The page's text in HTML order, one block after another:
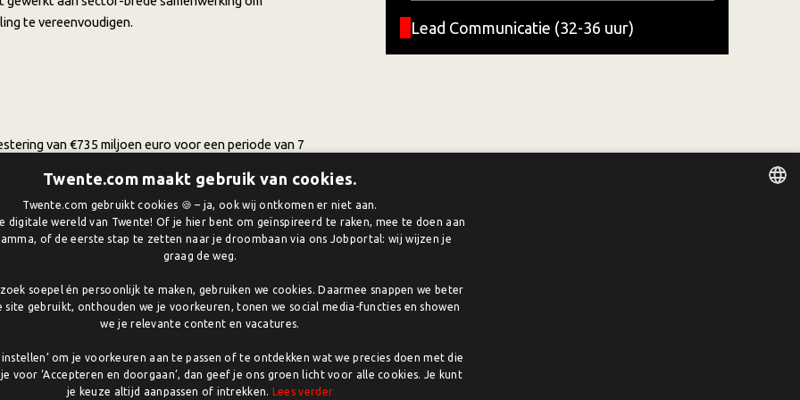
te vereenvoudigen.
Lead Communicatie (32-36 uur)
van €735 miljoen euro voor een periode van 7
bedrijven. De industrie heeft een verwacht rendement
waarde aan de Nederlandse economie tegen het einde
De technologie is niet meer weg te denken uit ons
vlak van energie, digitalisering, veiligheid en
onder druk door onder meer toenemende
noodzaak van de verduurzaming van de gehele
Twente.com maakt gebruik van cookies.
Twente.com gebruikt cookies 🍪 – ja, ook wij ontkomen er niet aan.
digitale wereld van Twente! Of je hier bent om geïnspireerd te raken, mee te doen aan
of de eerste stap te zetten naar je droombaan via ons Jobportal: wij wijzen je
graag de weg.
soepel én persoonlijk te maken, gebruiken we cookies. Daarmee snappen we beter
site gebruikt, onthouden we je voorkeuren, tonen we social media-functies en showen
we je relevante content en vacatures.
instellen’ om je voorkeuren aan te passen of te ontdekken wat we precies doen met die
voor ‘Accepteren en doorgaan’, dan geef je ons groen licht voor alle cookies. Je kunt
je keuze altijd aanpassen of intrekken. Lees verder